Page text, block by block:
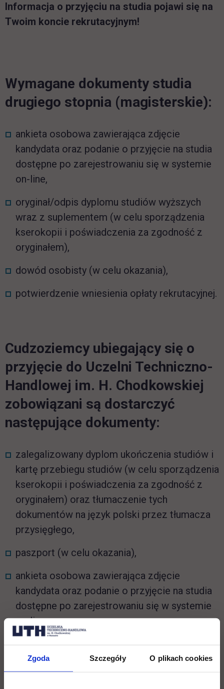
Zgoda Szczegóły O plikach cookies
Informacja o przyjęciu na studia pojawi się na
Twoim koncie rekrutacyjnym!
Wymagane dokumenty studia
drugiego stopnia (magisterskie):
ankieta osobowa zawierająca zdjęcie
kandydata oraz podanie o przyjęcie na studia
dostępne po zarejestrowaniu się w systemie
on-line,
oryginał/odpis dyplomu studiów wyższych
wraz z suplementem (w celu sporządzenia
kserokopii i poświadczenia za zgodność z
oryginałem),
dowód osobisty (w celu okazania),
potwierdzenie wniesienia opłaty rekrutacyjnej.
Cudzoziemcy ubiegający się o
przyjęcie do Uczelni Techniczno-
Handlowej im. H. Chodkowskiej
zobowiązani są dostarczyć
następujące dokumenty:
zalegalizowany dyplom ukończenia studiów i
kartę przebiegu studiów (w celu sporządzenia
kserokopii i poświadczenia za zgodność z
oryginałem) oraz tłumaczenie tych
dokumentów na język polski przez tłumacza
przysięgłego,
paszport (w celu okazania),
ankieta osobowa zawierająca zdjęcie
kandydata oraz podanie o przyjęcie na studia
dostępne po zarejestrowaniu się w systemie
on-line,
potwierdzenie wniesienia opłaty rekrutacyjnej,